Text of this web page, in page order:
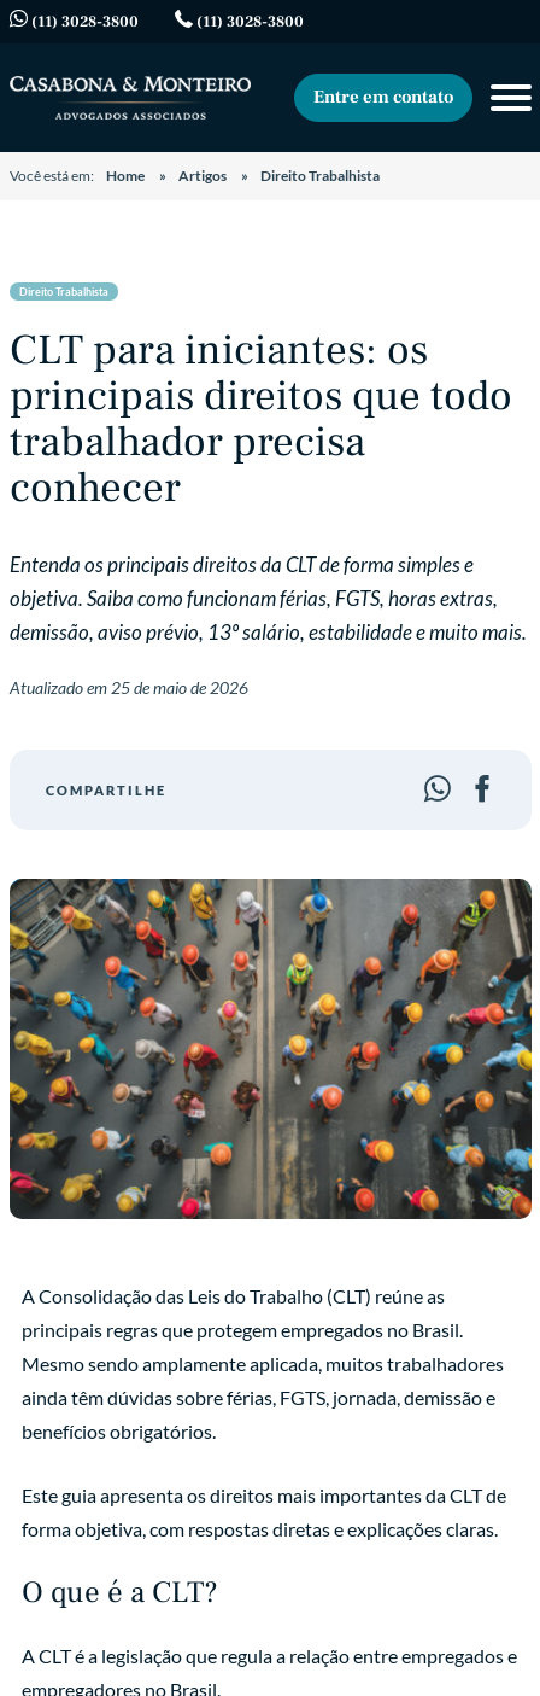
(11) 3028-3800 (11) 3028-3800
Entre em contato
Você está em: Home Artigos Direito Trabalhista
Direito Trabalhista
CLT para iniciantes: os
principais direitos que todo
trabalhador precisa
conhecer
Entenda os principais direitos da CLT de forma simples e
objetiva. Saiba como funcionam férias, FGTS, horas extras,
demissão, aviso prévio, 13º salário, estabilidade e muito mais.
Atualizado em 25 de maio de 2026
COMPARTILHE
A Consolidação das Leis do Trabalho (CLT) reúne as
principais regras que protegem empregados no Brasil.
Mesmo sendo amplamente aplicada, muitos trabalhadores
ainda têm dúvidas sobre férias, FGTS, jornada, demissão e
benefícios obrigatórios.
Este guia apresenta os direitos mais importantes da CLT de
forma objetiva, com respostas diretas e explicações claras.
O que é a CLT?
A CLT é a legislação que regula a relação entre empregados e
empregadores no Brasil.